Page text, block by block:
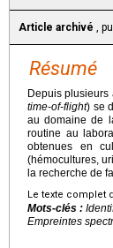
Article archivé ,
Résumé
Depuis plusieurs
time-of-flight) se
au domaine de
routine au
obtenues en
(hémocultures,
la recherche de
Le texte complet
Mots-clés :
Empreintes